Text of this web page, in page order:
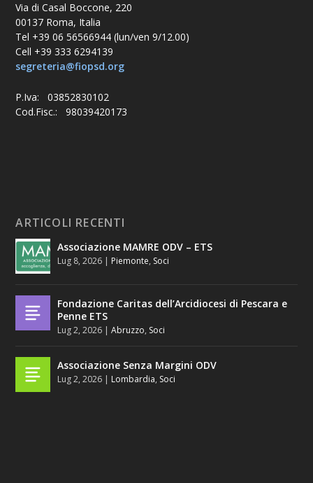
Via di Casal Boccone, 220
00137 Roma, Italia
Tel +39 06 56566944 (lun/ven 9/12.00)
Cell +39 333 6294139
segreteria@fiopsd.org
P.Iva: 03852830102
Cod.Fisc.: 98039420173
ARTICOLI RECENTI
Associazione MAMRE ODV – ETS
Lug 8, 2026 | Piemonte, Soci
Fondazione Caritas dell’Arcidiocesi di Pescara e
Penne ETS
Lug 2, 2026 |Abruzzo, Soci
Associazione Senza Margini ODV
Lug 2, 2026 | Lombardia, Soci